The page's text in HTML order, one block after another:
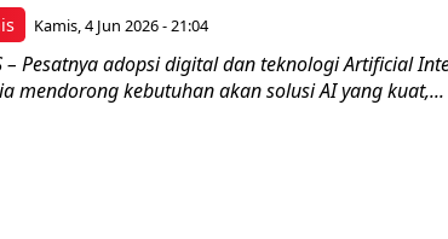
Kamis, 4 Jun 2026 - 21:04
– Pesatnya adopsi digital dan teknologi Artificial
mendorong kebutuhan akan solusi AI yang kuat,...